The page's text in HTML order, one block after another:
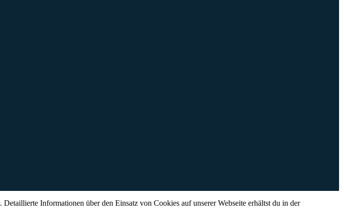
Informationen über den Einsatz von Cookies auf unserer Webseite erhältst du in der